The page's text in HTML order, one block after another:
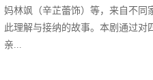
妈林飒（辛芷蕾饰）等，来自不同
此理解与接纳的故事。本剧通过对
亲...